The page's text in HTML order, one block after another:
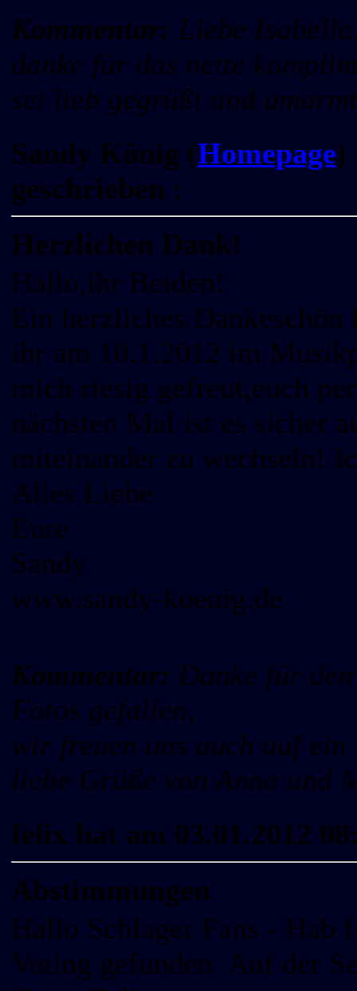
Kommentar: Liebe
danke für das nette
sei lieb gegrüßt und
Sandy König (Homepage)
geschrieben :
Herzlichen Dank!
Hallo,ihr Beiden!
Ein herzliches
ihr am 10.1.2012 im
mich riesig gefreut,euch
nächsten Mal ist es sicher
miteinander zu wechseln!
Alles Liebe
Eure
Sandy
www.sandy-koenig.de
Kommentar: Danke für
Fotos gefallen,
wir freuen uns auch auf ein
liebe Grüße von Anna und
felix hat am 03.01.2012
Abstimmungen
Hallo Schlager Fans - Hab
Voting gefunden. Auf der